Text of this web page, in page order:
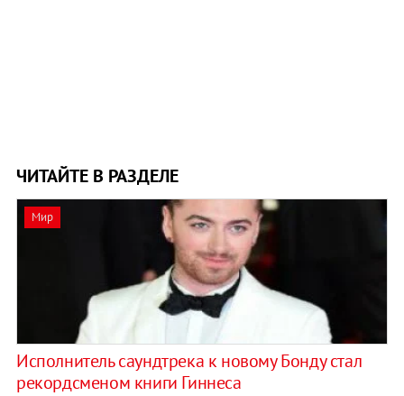
ЧИТАЙТЕ В РАЗДЕЛЕ
Мир
Исполнитель саундтрека к новому Бонду стал
рекордсменом книги Гиннеса